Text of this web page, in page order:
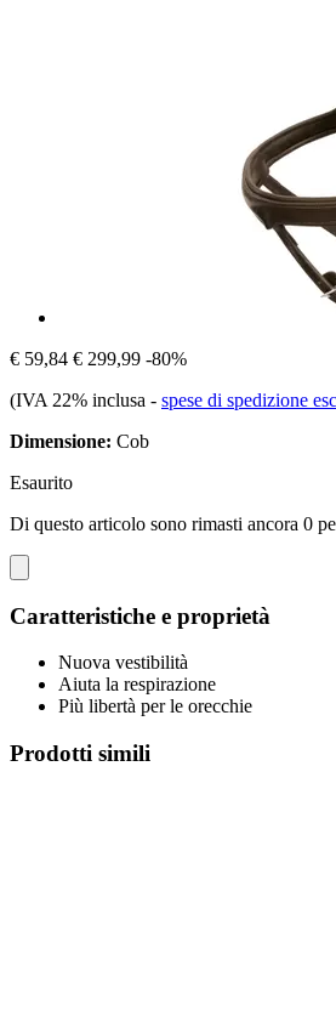
€ 59,84 € 299,99 -80%
(IVA 22% inclusa - spese di spedizione
Dimensione: Cob
Esaurito
Di questo articolo sono rimasti ancora 0
Caratteristiche e proprietà
Nuova vestibilità
Aiuta la respirazione
Più libertà per le orecchie
Prodotti simili